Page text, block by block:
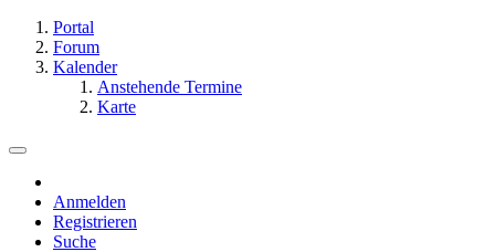
Portal
Forum
Kalender
Anstehende Termine
Karte
Anmelden
Registrieren
Suche